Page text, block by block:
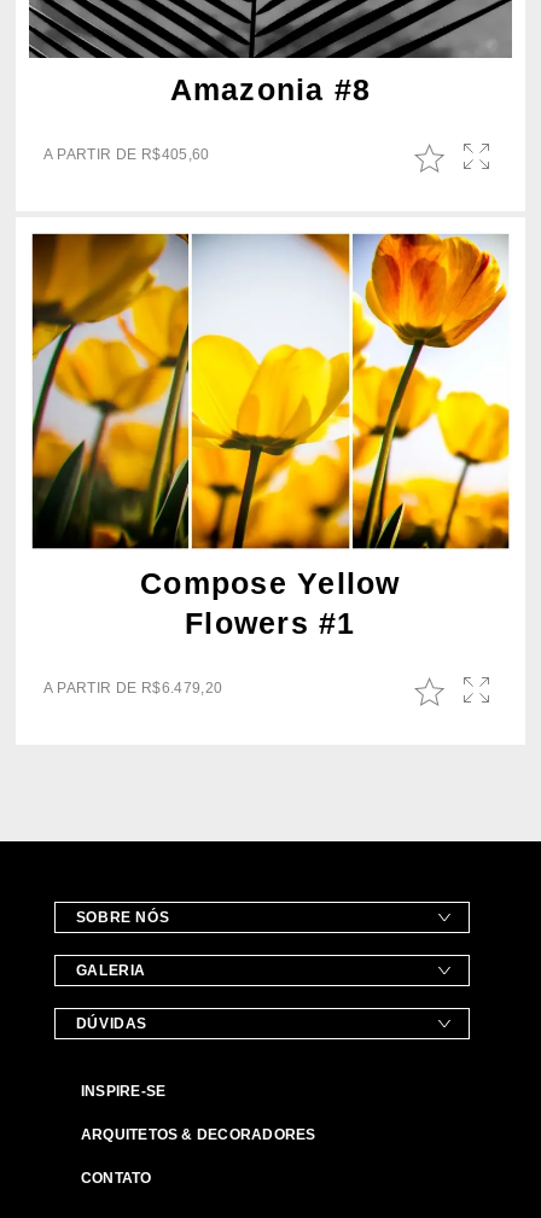
Amazonia #8
A PARTIR DE R$405,60
Compose Yellow
Flowers #1
A PARTIR DE R$6.479,20
SOBRE NÓS
GALERIA
DÚVIDAS
INSPIRE-SE
ARQUITETOS & DECORADORES
CONTATO